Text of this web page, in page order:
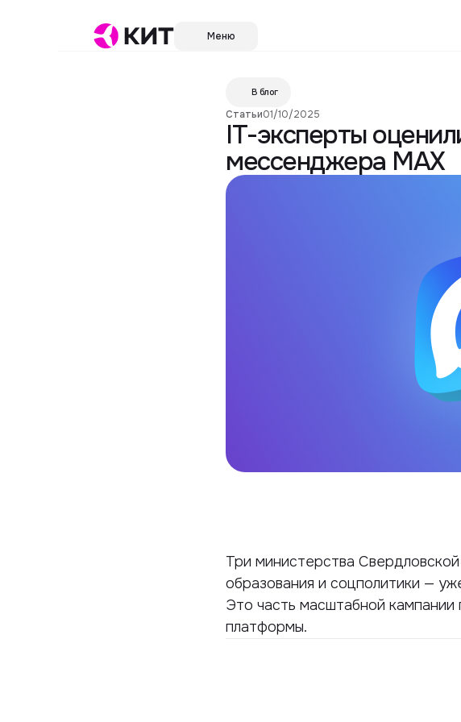
Меню
В блог
Статьи01/10/2025
IT-эксперты
мессенджера MAX
Три министерства
образования и соцполитики —
Это часть масштабной
платформы.